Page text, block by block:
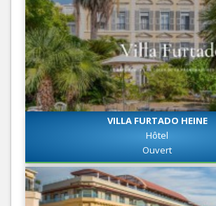
VILLA FURTADO HEINE
Hôtel
Ouvert